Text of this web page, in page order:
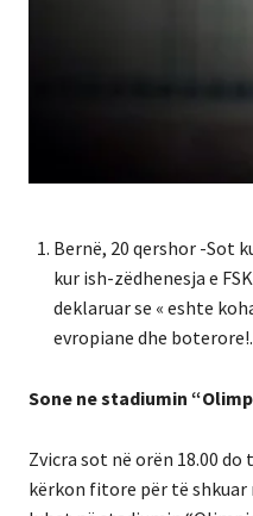
Bernë, 20 qershor -Sot
kur ish-zëdhenesja e
deklaruar se « eshte
evropiane dhe
Sone ne stadiumin
Zvicra sot në orën 18.00
kërkon fitore për të shkuar